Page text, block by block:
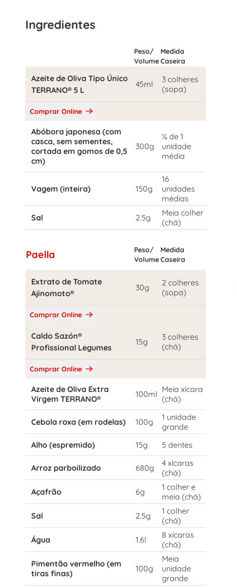
Ingredientes
Peso/
Volume
Medida
Caseira
Azeite de Oliva Tipo Único
TERRANO® 5 L
45ml
3 colheres
(sopa)
Comprar Online
Abóbora japonesa (com
casca, sem sementes,
cortada em gomos de 0,5
cm)
300g
¼ de 1
unidade
média
Vagem (inteira) 150g
16
unidades
médias
Sal
2.5g
Meia colher
(chá)
Paella
Peso/
Volume
Medida
Caseira
Extrato de Tomate
Ajinomoto®
30g
2 colheres
(sopa)
Comprar Online
Caldo Sazón®
Profissional Legumes
15g
3 colheres
(chá)
Comprar Online
Azeite de Oliva Extra
Virgem TERRANO®
100ml Meia xícara
(chá)
Cebola roxa (em rodelas) 100g
1 unidade
grande
Alho (espremido)
15g 5 dentes
Arroz parboilizado 680g
4 xícaras
(chá)
Açafrão
6g
1 colher e
meia (chá)
Sal
2.5g
1 colher
(chá)
Água
1.6l
8 xícaras
(chá)
Pimentão vermelho (em
tiras finas)
100g
Meia
unidade
grande